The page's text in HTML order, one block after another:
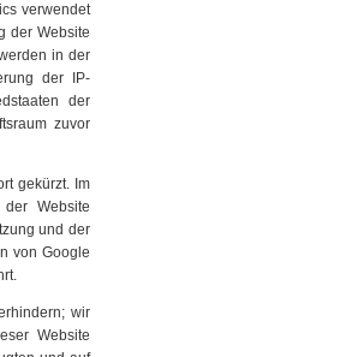
verwendet
der Website
in der
der IP-
der
zuvor
gekürzt. Im
Website
und der
von Google
wir
Website